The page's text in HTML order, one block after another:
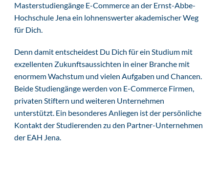
Masterstudiengänge E-Commerce an der Ernst-Abbe-
Hochschule Jena ein lohnenswerter akademischer Weg
für Dich.
Denn damit entscheidest Du Dich für ein Studium mit
exzellenten Zukunftsaussichten in einer Branche mit
enormem Wachstum und vielen Aufgaben und Chancen.
Beide Studiengänge werden von E-Commerce Firmen,
privaten Stiftern und weiteren Unternehmen
unterstützt. Ein besonderes Anliegen ist der persönliche
Kontakt der Studierenden zu den Partner-Unternehmen
der EAH Jena.